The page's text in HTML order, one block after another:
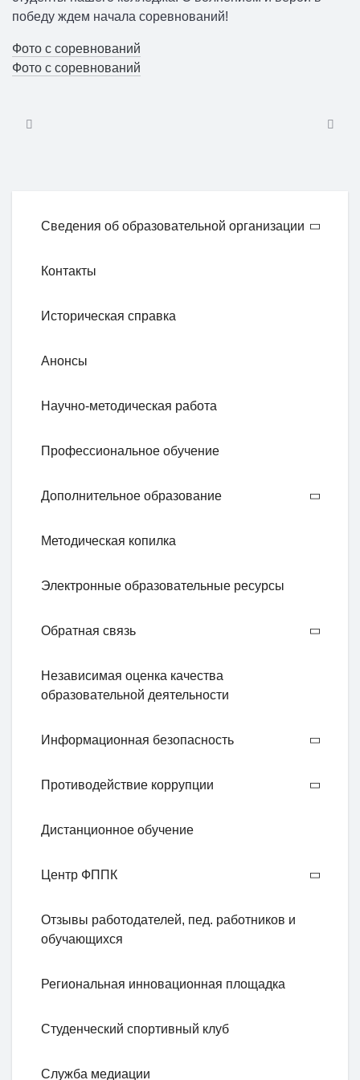
Сведения об образовательной организации
Контакты
Историческая справка
Анонсы
Научно-методическая работа
Профессиональное обучение
Дополнительное образование
Методическая копилка
Электронные образовательные ресурсы
Обратная связь
Независимая оценка качества
образовательной деятельности
Информационная безопасность
Противодействие коррупции
Дистанционное обучение
Центр ФППК
Отзывы работодателей, пед. работников и
обучающихся
Региональная инновационная площадка
Студенческий спортивный клуб
Служба медиации
победу ждем начала соревнований!
Фото с соревнований
Фото с соревнований